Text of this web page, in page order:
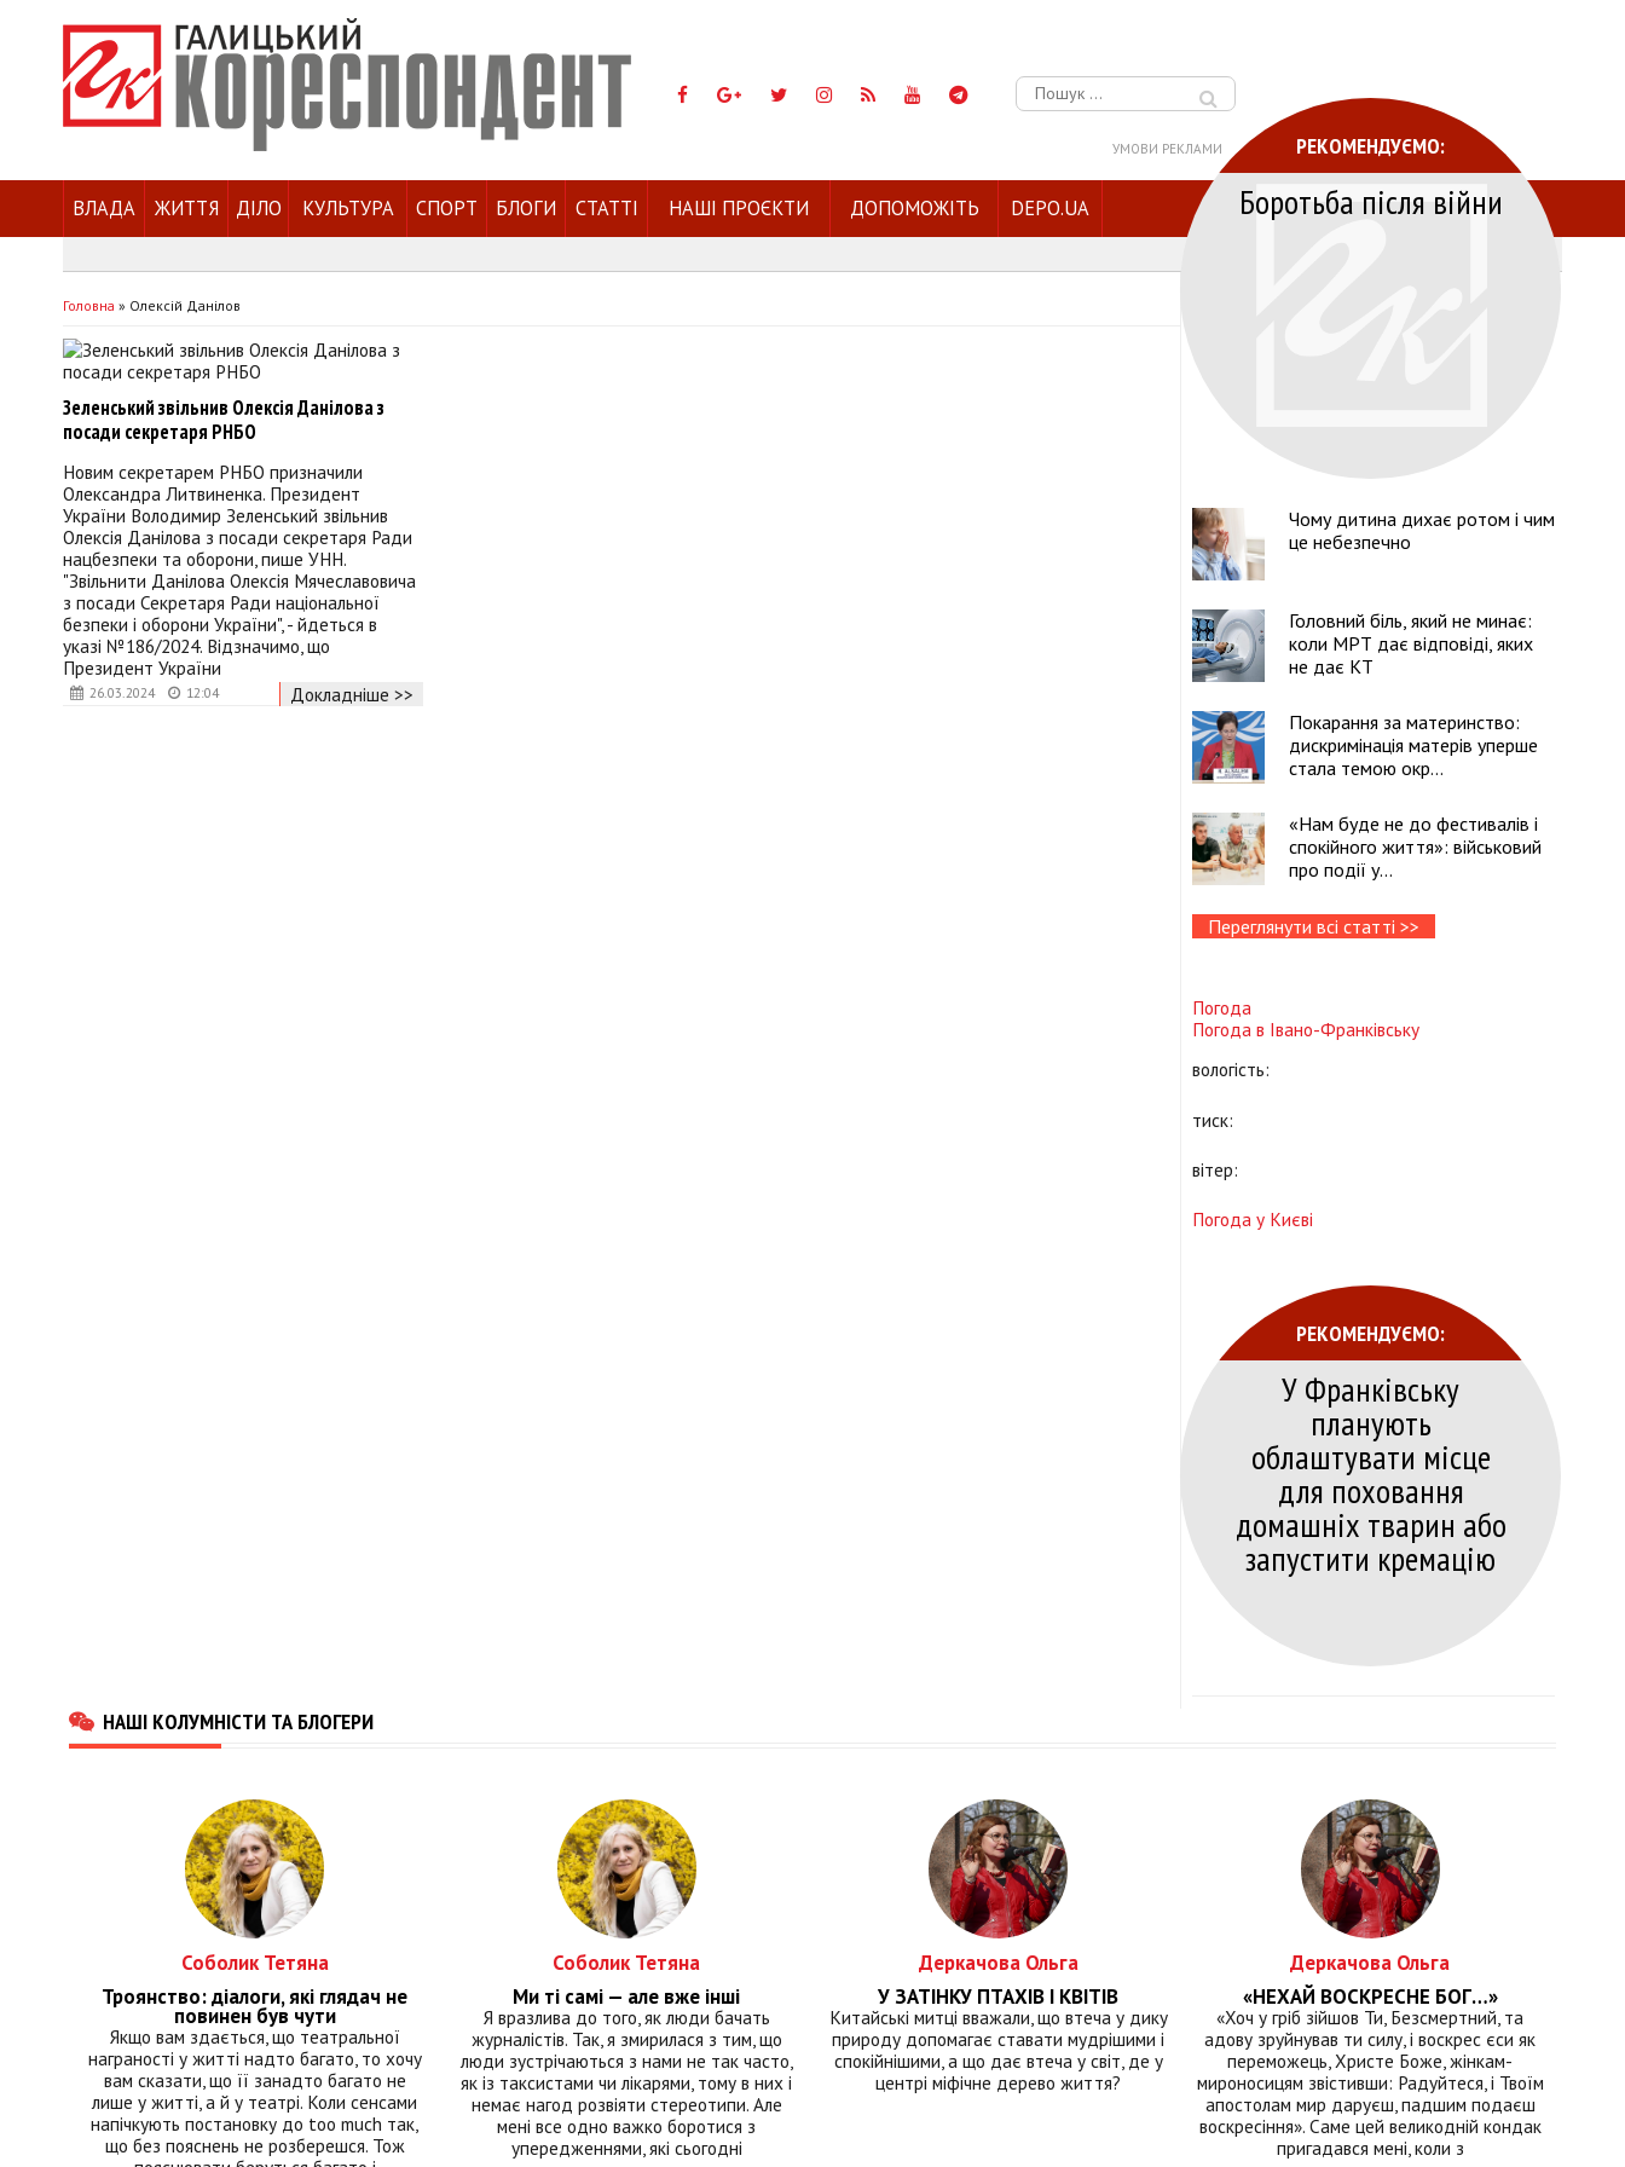
Пошук:
УМОВИ РЕКЛАМИ
ВЛАДА ЖИТТЯ ДІЛО КУЛЬТУРА СПОРТ БЛОГИ СТАТТІ НАШІ ПРОЄКТИ ДОПОМОЖІТЬ DEPO.UA
Головна » Олексій Данілов
26.03.2024 12:04
Зеленський звільнив Олексія Данілова з
посади секретаря РНБО
Новим секретарем РНБО призначили
Олександра Литвиненка. Президент
України Володимир Зеленський звільнив
Олексія Данілова з посади секретаря Ради
нацбезпеки та оборони, пише УНН.
"Звільнити Данілова Олексія Мячеславовича
з посади Секретаря Ради національної
безпеки і оборони України", - йдеться в
указі №186/2024. Відзначимо, що
Президент України
Докладніше >>
РЕКОМЕНДУЄМО:
Боротьба після війни
Чому дитина дихає ротом і чим
це небезпечно
Головний біль, який не минає:
коли МРТ дає відповіді, яких
не дає КТ
Покарання за материнство:
дискримінація матерів уперше
стала темою окр...
«Нам буде не до фестивалів і
спокійного життя»: військовий
про події у...
Переглянути всі статті >>
Погода
Погода в Івано-Франківську
вологість:
тиск:
вітер:
Погода у Києві
РЕКОМЕНДУЄМО:
У Франківську
планують
облаштувати місце
для поховання
домашніх тварин або
запустити кремацію
НАШІ КОЛУМНІСТИ ТА БЛОГЕРИ
Соболик Тетяна
Троянство: діалоги, які глядач не
повинен був чути
Якщо вам здається, що театральної
награності у житті надто багато, то хочу
вам сказати, що її занадто багато не
лише у житті, а й у театрі. Коли сенсами
напічкують постановку до too much так,
що без пояснень не розберешся. Тож
Соболик Тетяна
Ми ті самі — але вже інші
Я вразлива до того, як люди бачать
журналістів. Так, я змирилася з тим, що
люди зустрічаються з нами не так часто,
як із таксистами чи лікарями, тому в них і
немає нагод розвіяти стереотипи. Але
мені все одно важко боротися з
упередженнями, які сьогодні
Деркачова Ольга
У ЗАТІНКУ ПТАХІВ І КВІТІВ
Китайські митці вважали, що втеча у дику
природу допомагає ставати мудрішими і
спокійнішими, а що дає втеча у світ, де у
центрі міфічне дерево життя?
Деркачова Ольга
«НЕХАЙ ВОСКРЕСНЕ БОГ…»
«Хоч у гріб зійшов Ти, Безсмертний, та
адову зруйнував ти силу, і воскрес єси як
переможець, Христе Боже, жінкам-
мироносицям звістивши: Радуйтеся, і Твоїм
апостолам мир даруєш, падшим подаєш
воскресіння». Саме цей великодній кондак
пригадався мені, коли з